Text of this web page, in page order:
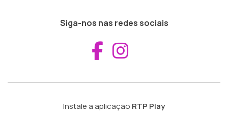
Siga-nos nas redes sociais
Aceder ao
Instale a aplicação RTP Play